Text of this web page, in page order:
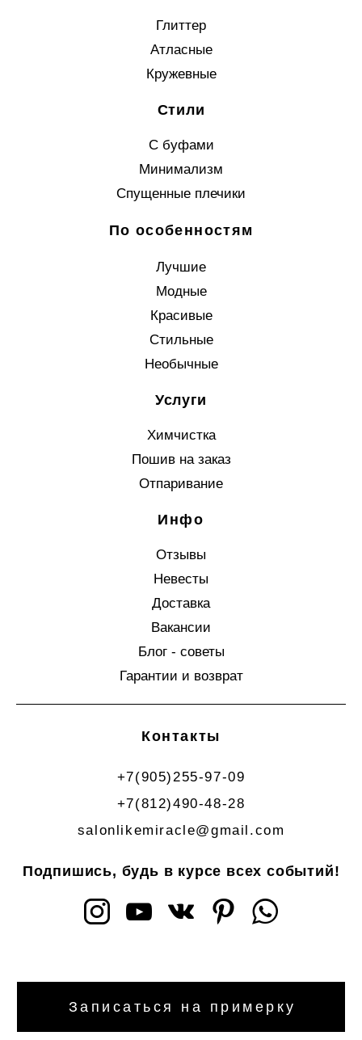
Глиттер
Атласные
Кружевные
Стили
С буфами
Минимализм
Спущенные плечики
По особенностям
Лучшие
Модные
Красивые
Стильные
Необычные
Услуги
Химчистка
Пошив на заказ
Отпаривание
Инфо
Отзывы
Невесты
Доставка
Вакансии
Блог - советы
Гарантии и возврат
Контакты
+7(905)255-97-09
+7(812)490-48-28
salonlikemiracle@gmail.com
Подпишись, будь в курсе всех событий!
Записаться на примерку